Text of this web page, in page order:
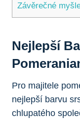
Závěrečné
Nejlepší
Pro majitele
nejlepší barvu
chlupatého